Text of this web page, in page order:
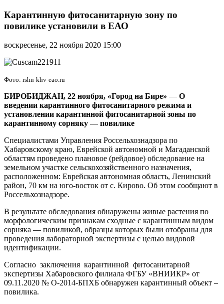
фитосанитарную
по
установили
ЕАО
Карантинную фитосанитарную зону по
повилике установили в ЕАО
воскресенье, 22 ноября 2020 15:00
Фото: rshn-khv-eao.ru
БИРОБИДЖАН, 22 ноября, «Город на Бире» — О
введении карантинного фитосанитарного режима и
установлении карантинной фитосанитарной зоны по
карантинному сорняку — повилике
Специалистами Управления Россельхознадзора по
Хабаровскому краю, Еврейской автономной и Магаданской
областям проведено плановое (рейдовое) обследование на
земельном участке сельскохозяйственного назначения,
расположенном: Еврейская автономная область, Ленинский
район, 70 км на юго-восток от с. Кирово. Об этом сообщают в
Россельхознадзоре.
В результате обследования обнаружены живые растения по
морфологическим признакам сходные с карантинным видом
сорняка — повиликой, образцы которых были отобраны для
проведения лабораторной экспертизы с целью видовой
идентификации.
Согласно заключения карантинной фитосанитарной
экспертизы Хабаровского филиала ФГБУ «ВНИИКР» от
09.11.2020 № О-2014-БПХБ обнаружен карантинный объект –
повилика.